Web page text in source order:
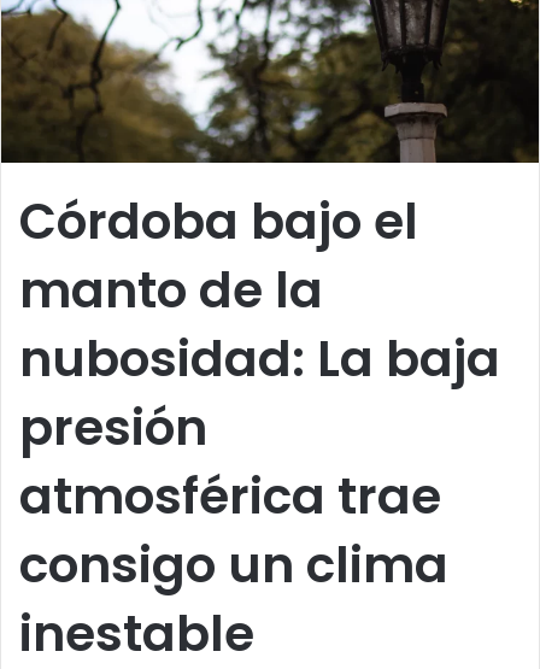
Córdoba bajo el
manto de la
nubosidad: La baja
presión
atmosférica trae
consigo un clima
inestable